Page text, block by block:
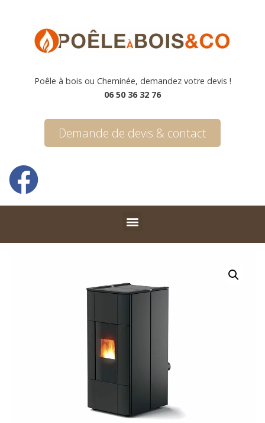
Poêle à bois ou Cheminée, demandez votre devis !
06 50 36 32 76
Demande de devis & contact